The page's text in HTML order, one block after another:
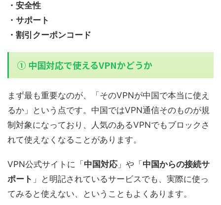
・安全性
・サポート
・割引クーポンコード
① 中国対応で使えるVPNかどうか
まず最も重要なのが、「そのVPNが中国で本当に使え
るか」という点です。中国ではVPN通信そのものが規
制対象になっており、人気のあるVPNでもブロックさ
れて使えなくなることがあります。
VPN公式サイトに「 中国対応 」や「 中国からの接続サ
ポート 」と明記されているサービスでも、実際に使っ
てみると使えない、ということもよくあります。